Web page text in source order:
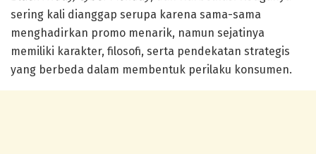
sering kali dianggap serupa karena sama-sama
menghadirkan promo menarik, namun sejatinya
memiliki karakter, filosofi, serta pendekatan strategis
yang berbeda dalam membentuk perilaku konsumen.